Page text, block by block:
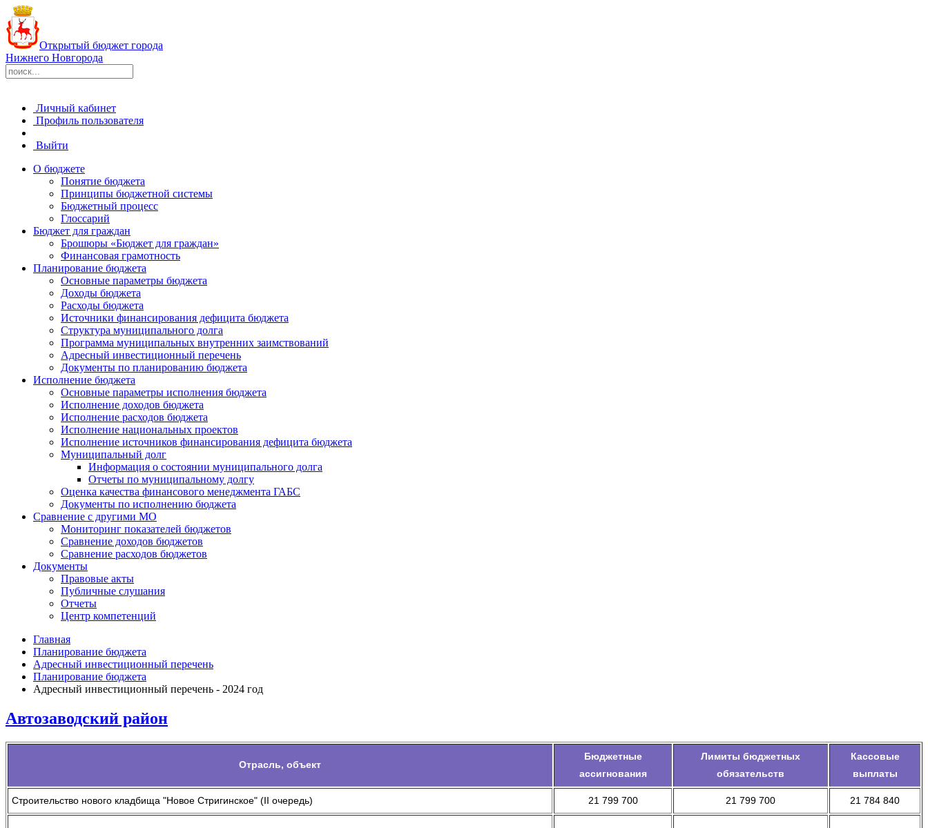
Открытый бюджет города
Нижнего Новгорода
Личный кабинет
Профиль пользователя
Выйти
О бюджете
Понятие бюджета
Принципы бюджетной системы
Бюджетный процесс
Глоссарий
Бюджет для граждан
Брошюры «Бюджет для граждан»
Финансовая грамотность
Планирование бюджета
Основные параметры бюджета
Доходы бюджета
Расходы бюджета
Источники финансирования дефицита бюджета
Структура муниципального долга
Программа муниципальных внутренних заимствований
Адресный инвестиционный перечень
Документы по планированию бюджета
Исполнение бюджета
Основные параметры исполнения бюджета
Исполнение доходов бюджета
Исполнение расходов бюджета
Исполнение национальных проектов
Исполнение источников финансирования дефицита бюджета
Муниципальный долг
Информация о состоянии муниципального долга
Отчеты по муниципальному долгу
Оценка качества финансового менеджмента ГАБС
Документы по исполнению бюджета
Сравнение с другими МО
Мониторинг показателей бюджетов
Сравнение доходов бюджетов
Сравнение расходов бюджетов
Документы
Правовые акты
Публичные слушания
Отчеты
Центр компетенций
Главная
Планирование бюджета
Адресный инвестиционный перечень
Планирование бюджета
Адресный инвестиционный перечень - 2024 год
Автозаводский район
Отрасль, объект
Бюджетные
ассигнования
Лимиты бюджетных
обязательств
Кассовые
выплаты
Строительство нового кладбища "Новое Стригинское" (II очередь) 21 799 700 21 799 700 21 784 840